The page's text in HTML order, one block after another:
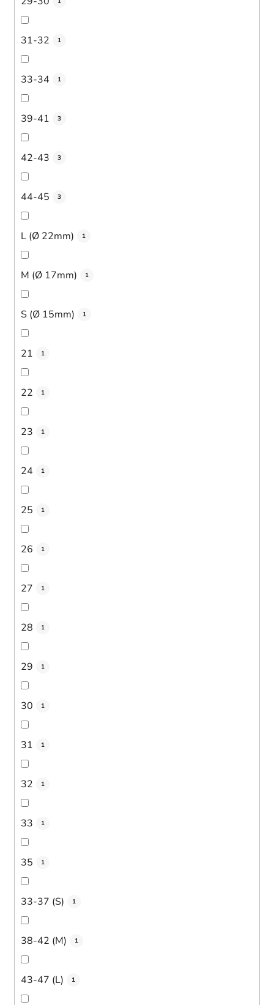
31-32 1
33-34 1
39-41 3
42-43 3
44-45 3
L (Ø 22mm) 1
M (Ø 17mm) 1
S (Ø 15mm) 1
21 1
22 1
23 1
24 1
25 1
26 1
27 1
28 1
29 1
30 1
31 1
32 1
33 1
35 1
33-37 (S) 1
38-42 (M) 1
43-47 (L) 1